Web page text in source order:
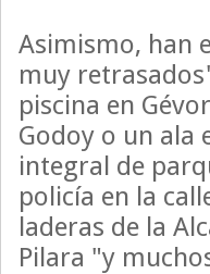
Asimismo, han
muy
piscina en
Godoy o un ala
integral de
policía en la
laderas de la
Pilara "y